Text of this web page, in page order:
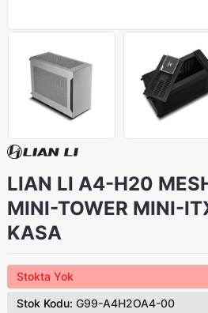
LIAN LI A4-H20
MINI-TOWER MINI-
KASA
Stokta Yok
Stok Kodu: G99-A4H2OA4-00